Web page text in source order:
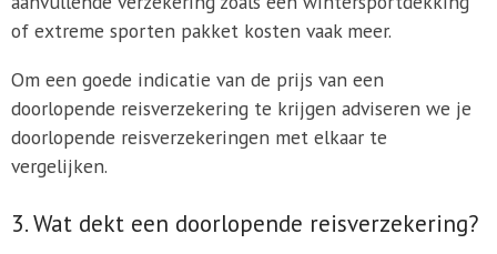
of extreme sporten pakket kosten vaak meer.
Om een goede indicatie van de prijs van een
doorlopende reisverzekering te krijgen adviseren we je
doorlopende reisverzekeringen met elkaar te
vergelijken.
3. Wat dekt een doorlopende reisverzekering?